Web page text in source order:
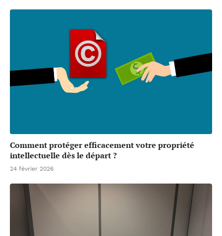
Comment protéger efficacement votre propriété
intellectuelle dès le départ ?
24 février 2026